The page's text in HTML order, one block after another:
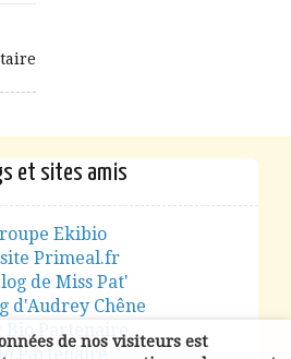
et sites amis
Ekibio
Primeal.fr
de Miss Pat'
d'Audrey Chêne
Bio Partenaire
Partenaire
de nos visiteurs est